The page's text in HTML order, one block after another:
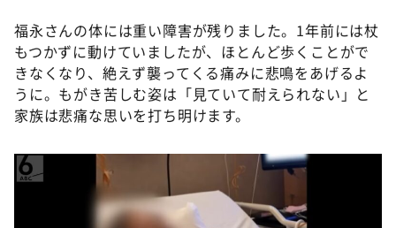
福永さんの体には重い障害が残りました。1年前には杖
もつかずに動けていましたが、ほとんど歩くことがで
きなくなり、絶えず襲ってくる痛みに悲鳴をあげるよ
うに。もがき苦しむ姿は「見ていて耐えられない」と
家族は悲痛な思いを打ち明けます。